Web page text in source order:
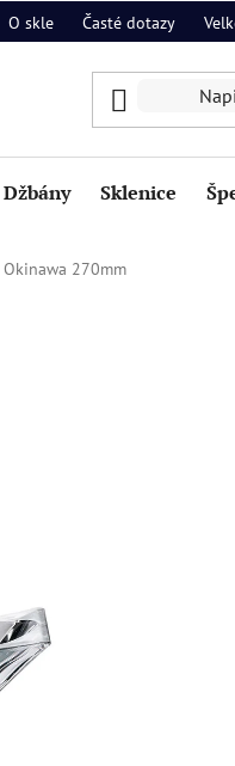
O skle Časté dotazy
Džbány Sklenice
270mm